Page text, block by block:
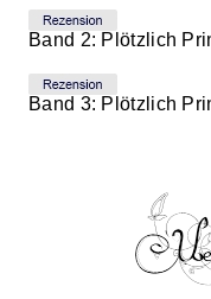
Band 2: Plötzlich
Band 3: Plötzlich